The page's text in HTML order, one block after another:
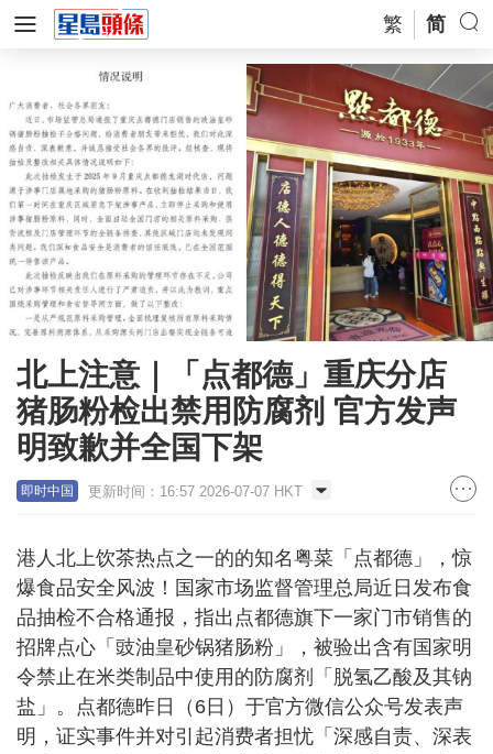
繁 简
北上注意｜「点都德」重庆分店
猪肠粉检出禁用防腐剂 官方发声
明致歉并全国下架
即时中国 更新时间：16:57 2026-07-07 HKT
港人北上饮茶热点之一的的知名粤菜「点都德」，惊
爆食品安全风波！国家市场监督管理总局近日发布食
品抽检不合格通报，指出点都德旗下一家门市销售的
招牌点心「豉油皇砂锅猪肠粉」，被验出含有国家明
令禁止在米类制品中使用的防腐剂「脱氢乙酸及其钠
盐」。点都德昨日（6日）于官方微信公众号发表声
明，证实事件并对引起消费者担忧「深感自责、深表